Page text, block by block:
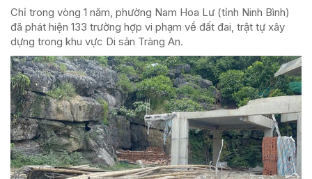
Chỉ trong vòng 1 năm, phường Nam Hoa Lư (tỉnh Ninh Bình)
đã phát hiện 133 trường hợp vi phạm về đất đai, trật tự xây
dựng trong khu vực Di sản Tràng An.